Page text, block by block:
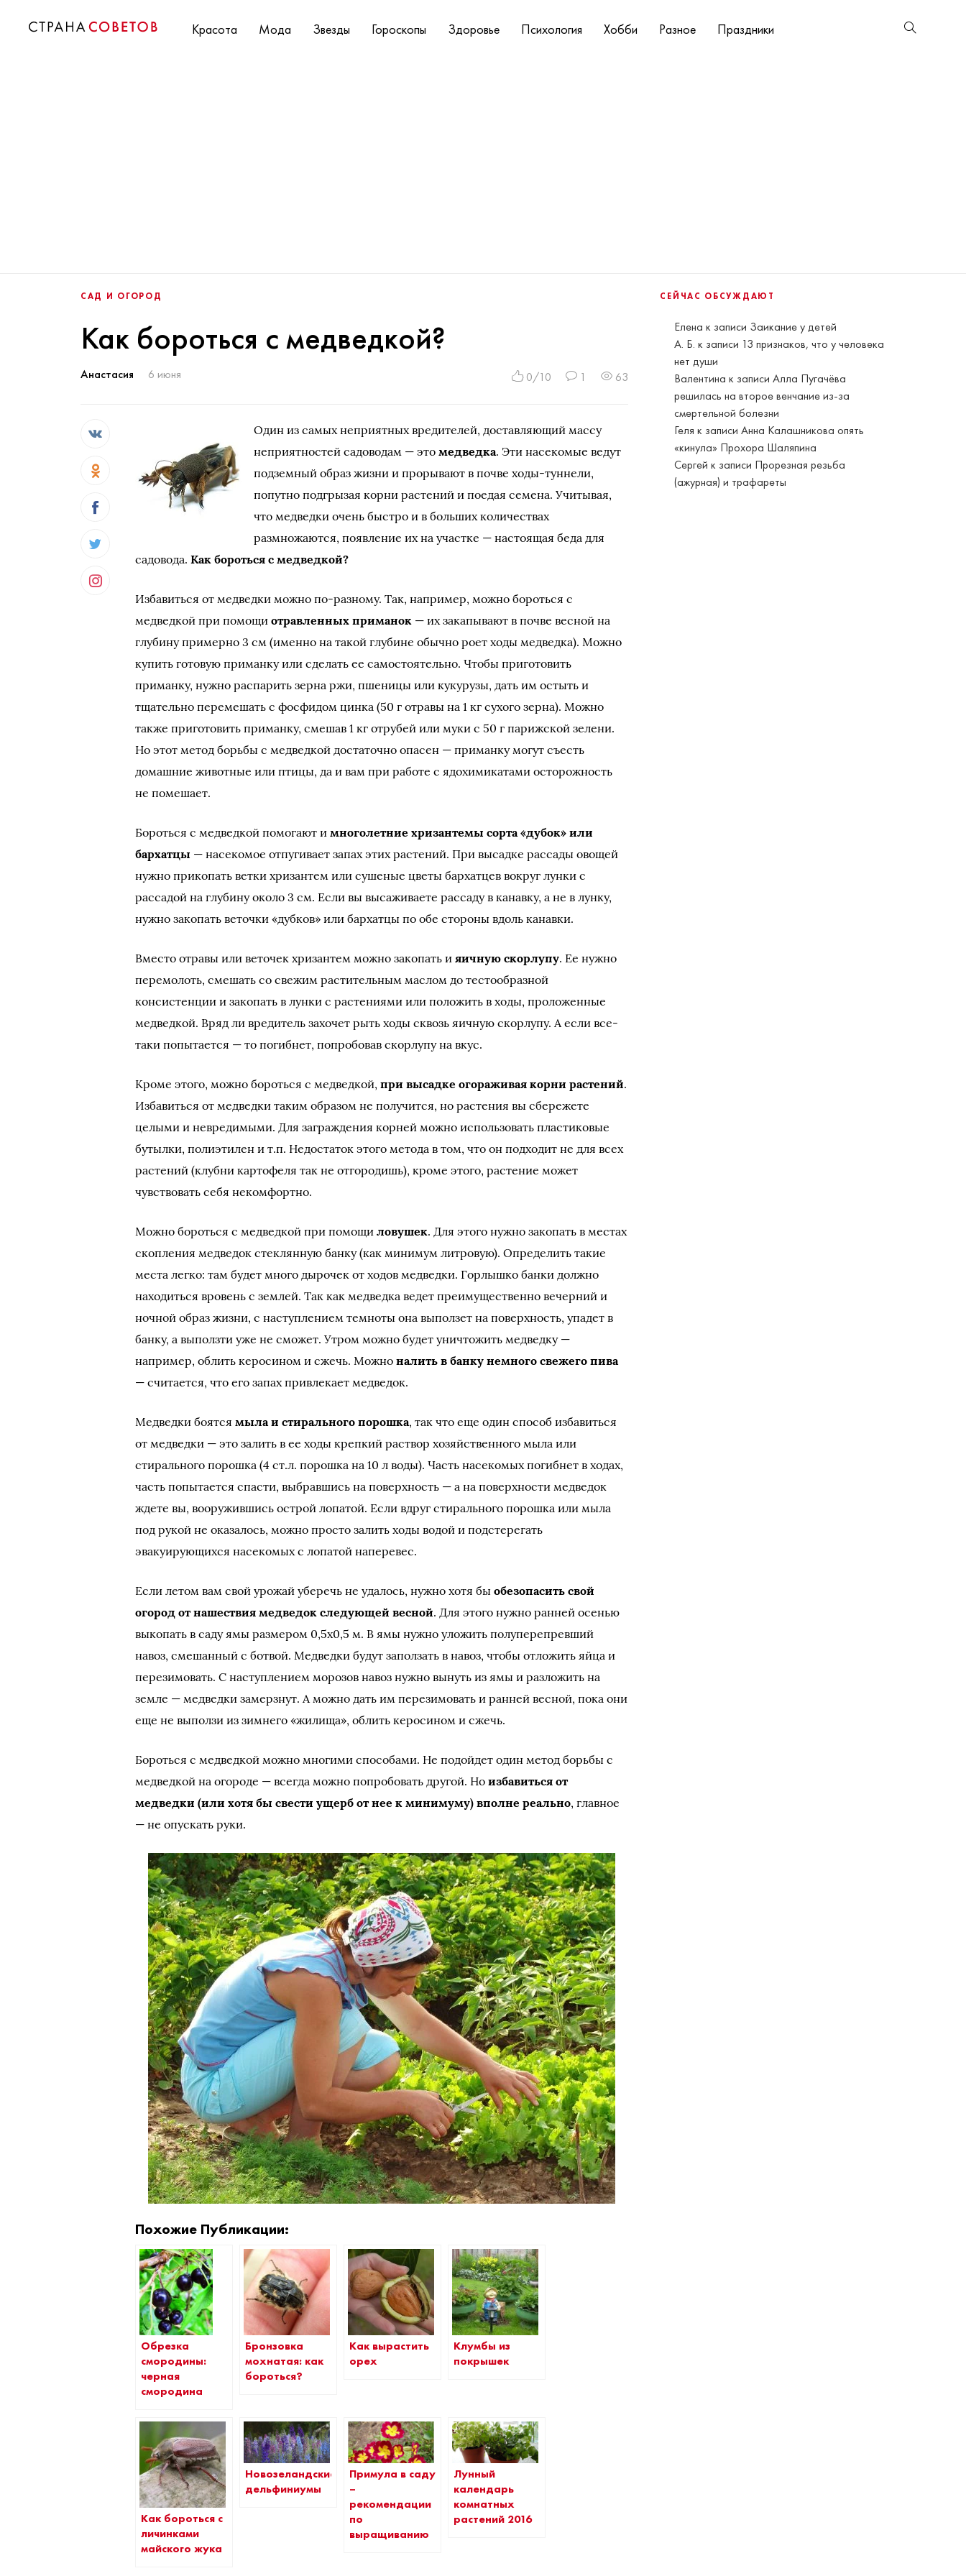
Красота Мода Звезды Гороскопы Здоровье Психология Хобби Разное Праздники
СЕЙЧАС ОБСУЖДАЮТ
Елена к записи Заикание у детей
А. Б. к записи 13 признаков, что у человека
нет души
Валентина к записиАлла Пугачёва
решилась на второе венчание из-за
смертельной болезни
Геля к записиАнна Калашникова опять
«кинула» Прохора Шаляпина
Сергей к записи Прорезная резьба
(ажурная) и трафареты
САД И ОГОРОД
Как бороться с медведкой?
Анастасия 6 июня 0/10 1 63
Один из самых неприятных вредителей, доставляющий массу
неприятностей садоводам — этомедведка. Эти насекомые ведут
подземный образ жизни и прорывают в почве ходы-туннели,
попутно подгрызая корни растений и поедая семена. Учитывая,
что медведки очень быстро и в больших количествах
размножаются, появление их на участке — настоящая беда для
садовода.Как бороться с медведкой?
Избавиться от медведки можно по-разному. Так, например, можно бороться с
медведкой при помощиотравленных приманок — их закапывают в почве весной на
глубину примерно 3 см (именно на такой глубине обычно роет ходы медведка). Можно
купить готовую приманку или сделать ее самостоятельно. Чтобы приготовить
приманку, нужно распарить зерна ржи, пшеницы или кукурузы, дать им остыть и
тщательно перемешать с фосфидом цинка (50 г отравы на 1 кг сухого зерна). Можно
также приготовить приманку, смешав 1 кг отрубей или муки с 50 г парижской зелени.
Но этот метод борьбы с медведкой достаточно опасен — приманку могут съесть
домашние животные или птицы, да и вам при работе с ядохимикатами осторожность
не помешает.
Бороться с медведкой помогают имноголетние хризантемы сорта «дубок» или
бархатцы — насекомое отпугивает запах этих растений. При высадке рассады овощей
нужно прикопать ветки хризантем или сушеные цветы бархатцев вокруг лунки с
рассадой на глубину около 3 см. Если вы высаживаете рассаду в канавку, а не в лунку,
нужно закопать веточки «дубков» или бархатцы по обе стороны вдоль канавки.
Вместо отравы или веточек хризантем можно закопать ияичную скорлупу. Ее нужно
перемолоть, смешать со свежим растительным маслом до тестообразной
консистенции и закопать в лунки с растениями или положить в ходы, проложенные
медведкой. Вряд ли вредитель захочет рыть ходы сквозь яичную скорлупу. А если все-
таки попытается — то погибнет, попробовав скорлупу на вкус.
Кроме этого, можно бороться с медведкой,при высадке огораживая корни растений.
Избавиться от медведки таким образом не получится, но растения вы сбережете
целыми и невредимыми. Для заграждения корней можно использовать пластиковые
бутылки, полиэтилен и т.п. Недостаток этого метода в том, что он подходит не для всех
растений (клубни картофеля так не отгородишь), кроме этого, растение может
чувствовать себя некомфортно.
Можно бороться с медведкой при помощиловушек. Для этого нужно закопать в местах
скопления медведок стеклянную банку (как минимум литровую). Определить такие
места легко: там будет много дырочек от ходов медведки. Горлышко банки должно
находиться вровень с землей. Так как медведка ведет преимущественно вечерний и
ночной образ жизни, с наступлением темноты она выползет на поверхность, упадет в
банку, а выползти уже не сможет. Утром можно будет уничтожить медведку —
например, облить керосином и сжечь. Можноналить в банку немного свежего пива
— считается, что его запах привлекает медведок.
Медведки боятсямыла и стирального порошка, так что еще один способ избавиться
от медведки — это залить в ее ходы крепкий раствор хозяйственного мыла или
стирального порошка (4 ст.л. порошка на 10 л воды). Часть насекомых погибнет в ходах,
часть попытается спасти, выбравшись на поверхность — а на поверхности медведок
ждете вы, вооружившись острой лопатой. Если вдруг стирального порошка или мыла
под рукой не оказалось, можно просто залить ходы водой и подстерегать
эвакуирующихся насекомых с лопатой наперевес.
Если летом вам свой урожай уберечь не удалось, нужно хотя быобезопасить свой
огород от нашествия медведок следующей весной. Для этого нужно ранней осенью
выкопать в саду ямы размером 0,5х0,5 м. В ямы нужно уложить полуперепревший
навоз, смешанный с ботвой. Медведки будут заползать в навоз, чтобы отложить яйца и
перезимовать. С наступлением морозов навоз нужно вынуть из ямы и разложить на
земле — медведки замерзнут. А можно дать им перезимовать и ранней весной, пока они
еще не выползи из зимнего «жилища», облить керосином и сжечь.
Бороться с медведкой можно многими способами. Не подойдет один метод борьбы с
медведкой на огороде — всегда можно попробовать другой. Ноизбавиться от
медведки (или хотя бы свести ущерб от нее к минимуму) вполне реально, главное
— не опускать руки.
Похожие Публикации:
Обрезка
смородины:
черная
смородина
Бронзовка
мохнатая: как
бороться?
Как вырастить
орех
Клумбы из
покрышек
Как бороться с
личинками
майского жука
Новозеландские
дельфиниумы
Примула в саду
–
рекомендации
по
выращиванию
Лунный
календарь
комнатных
растений 2016